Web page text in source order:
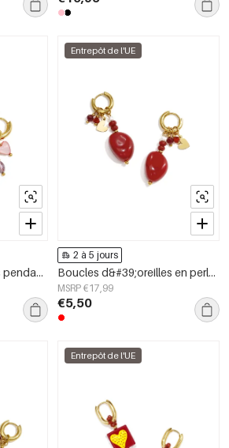
Boucles d&#39;oreilles pendantes en acier inoxydable, motif floral, collection Daily Simple, bijoux pour femmes
Entrepôt de l'UE
2 à 5 jours
Boucles d&#39;oreilles en perles d&#39;acier inoxydable en forme de cœur, collection Daily Simple, bijoux pour femmes
MSRP €17,99
€5,50
Entrepôt de l'UE